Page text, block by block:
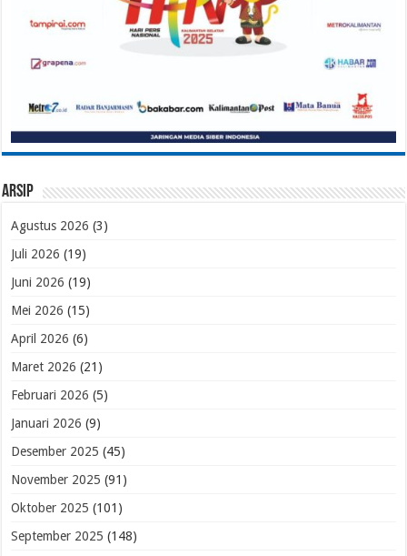
Arsip
Agustus 2026 (3)
Juli 2026 (19)
Juni 2026 (19)
Mei 2026 (15)
April 2026 (6)
Maret 2026 (21)
Februari 2026 (5)
Januari 2026 (9)
Desember 2025 (45)
November 2025 (91)
Oktober 2025 (101)
September 2025 (148)